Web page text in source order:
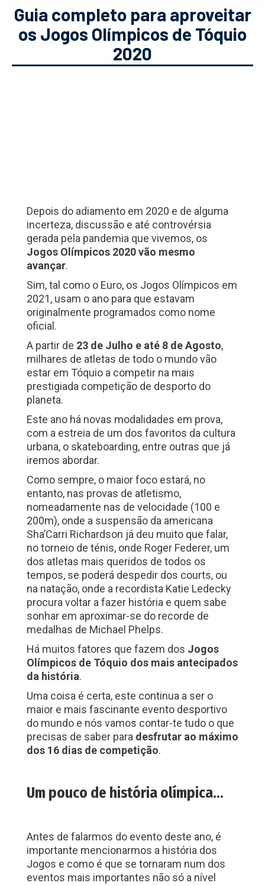
Guia completo para aproveitar
os Jogos Olímpicos de Tóquio
2020
Depois do adiamento em 2020 e de alguma
incerteza, discussão e até controvérsia
gerada pela pandemia que vivemos, os
Jogos Olímpicos 2020 vão mesmo
avançar.
Sim, tal como o Euro, os Jogos Olímpicos em
2021, usam o ano para que estavam
originalmente programados como nome
oficial.
A partir de 23 de Julho e até 8 de Agosto,
milhares de atletas de todo o mundo vão
estar em Tóquio a competir na mais
prestigiada competição de desporto do
planeta.
Este ano há novas modalidades em prova,
com a estreia de um dos favoritos da cultura
urbana, o skateboarding, entre outras que já
iremos abordar.
Como sempre, o maior foco estará, no
entanto, nas provas de atletismo,
nomeadamente nas de velocidade (100 e
200m), onde a suspensão da americana
Sha’Carri Richardson já deu muito que falar,
no torneio de ténis, onde Roger Federer, um
dos atletas mais queridos de todos os
tempos, se poderá despedir dos courts, ou
na natação, onde a recordista Katie Ledecky
procura voltar a fazer história e quem sabe
sonhar em aproximar-se do recorde de
medalhas de Michael Phelps.
Há muitos fatores que fazem dos Jogos
Olímpicos de Tóquio dos mais antecipados
da história.
Uma coisa é certa, este continua a ser o
maior e mais fascinante evento desportivo
do mundo e nós vamos contar-te tudo o que
precisas de saber para desfrutar ao máximo
dos 16 dias de competição.
Um pouco de história olímpica…
Antes de falarmos do evento deste ano, é
importante mencionarmos a história dos
Jogos e como é que se tornaram num dos
eventos mais importantes não só a nível